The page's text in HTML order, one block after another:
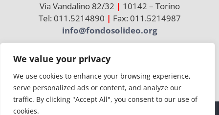
We value your privacy
We use cookies to enhance your browsing experience,
serve personalized ads or content, and analyze our
traffic. By clicking "Accept All", you consent to our use of
cookies.
Via Vandalino 82/32 | 10142 – Torino
Tel: 011.5214890 | Fax: 011.5214987
info@fondosolideo.org
Cerca
per: